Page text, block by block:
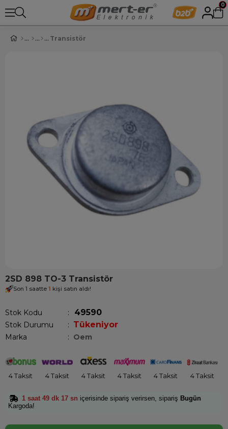
0
Transistör
2SD 898 TO-3 Transistör
Son 1 saatte 1 kişi satın aldı!
Stok Kodu 49590
Stok Durumu : Tükeniyor
Marka : Oem
4 Taksit 4 Taksit 4 Taksit 4 Taksit 4 Taksit 4 Taksit
1 saat 49 dk 17 sn içerisinde sipariş verirsen, sipariş Bugün
Kargoda!